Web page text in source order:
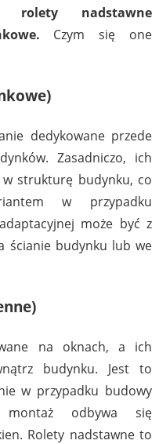
rolety nadstawne
Czym się one
dedykowane przede
Zasadniczo, ich
strukturę budynku, co
w przypadku
może być z
ścianie budynku lub we
na oknach, a ich
budynku. Jest to
w przypadku budowy
montaż odbywa się
Rolety nadstawne to